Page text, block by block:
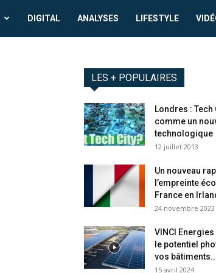
DIGITAL ANALYSES LIFESTYLE
LES + POPULAIRES
Londres : Tech
comme un
technologique
12 juillet 2013
Un nouveau
l’empreinte
France en
24 novembre 2023
VINCI
le potentiel
vos
15 avril 2024